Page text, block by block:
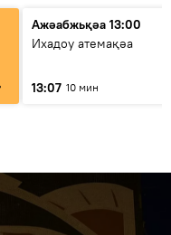
Ажәабжьқәа 13:00
Ихадоу атемақәа
13:07 10 мин